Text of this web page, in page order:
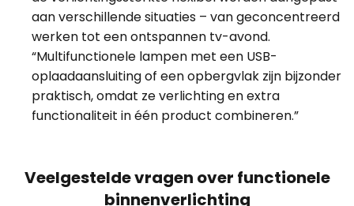
aan verschillende situaties – van geconcentreerd
werken tot een ontspannen tv-avond.
“Multifunctionele lampen met een USB-
oplaadaansluiting of een opbergvlak zijn bijzonder
praktisch, omdat ze verlichting en extra
functionaliteit in één product combineren.”
Veelgestelde vragen over functionele
binnenverlichting